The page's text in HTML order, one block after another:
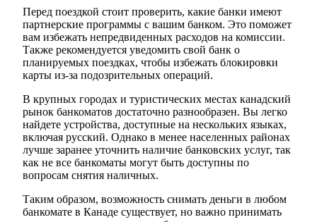
Перед поездкой стоит проверить, какие банки имеют
партнерские программы с вашим банком. Это поможет
вам избежать непредвиденных расходов на комиссии.
Также рекомендуется уведомить свой банк о
планируемых поездках, чтобы избежать блокировки
карты из-за подозрительных операций.
В крупных городах и туристических местах канадский
рынок банкоматов достаточно разнообразен. Вы легко
найдете устройства, доступные на нескольких языках,
включая русский. Однако в менее населенных районах
лучше заранее уточнить наличие банковских услуг, так
как не все банкоматы могут быть доступны по
вопросам снятия наличных.
Таким образом, возможность снимать деньги в любом
банкомате в Канаде существует, но важно принимать